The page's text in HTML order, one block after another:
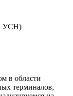
УСН)
в области
терминалов,